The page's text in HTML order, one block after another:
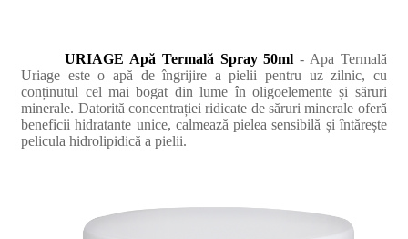
URIAGE Apă Termală Spray 50ml - Apa Termală
Uriage este o apă de îngrijire a pielii pentru uz zilnic, cu
conținutul cel mai bogat din lume în oligoelemente și săruri
minerale. Datorită concentrației ridicate de săruri minerale oferă
beneficii hidratante unice, calmează pielea sensibilă și întărește
pelicula hidrolipidică a pielii.